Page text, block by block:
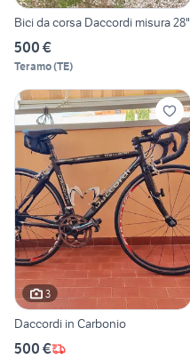
Bici da corsa Daccordi misura 28"
500 €
Teramo(TE)
3
Daccordi in Carbonio
500 €